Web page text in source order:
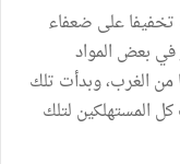
تخفيفا على ضعفاء
بعض المواد
من الغرب، وبدأت تلك
المستهلكين لتلك